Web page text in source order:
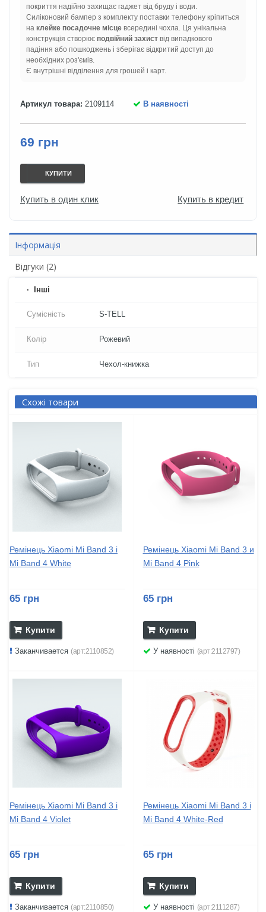
покриття надійно захищає гаджет від бруду і води.
Силіконовий бампер з комплекту поставки телефону кріпиться
на клейке посадочне місце всередині чохла. Ця унікальна
конструкція створює подвійний захист від випадкового
падіння або пошкоджень і зберігає відкритий доступ до
необхідних роз'ємів.
Є внутрішні відділення для грошей і карт.
Артикул товара: 2109114 В наявності
69 грн
КУПИТИ
Купить в один клик Купить в кредит
Інформація
Відгуки (2)
Iнші
Сумісність S-TELL
Колір Рожевий
Тип Чехол-книжка
Схожі товари
Ремінець Xiaomi Mi Band 3 і
Mi Band 4 White
65 грн
Купити
Заканчивается (арт:2110852)
Ремінець Xiaomi Mi Band 3 и
Mi Band 4 Pink
65 грн
Купити
У наявності (арт:2112797)
Ремінець Xiaomi Mi Band 3 і
Mi Band 4 Violet
65 грн
Купити
Заканчивается (арт:2110850)
Ремінець Xiaomi Mi Band 3 і
Mi Band 4 White-Red
65 грн
Купити
У наявності (арт:2111287)